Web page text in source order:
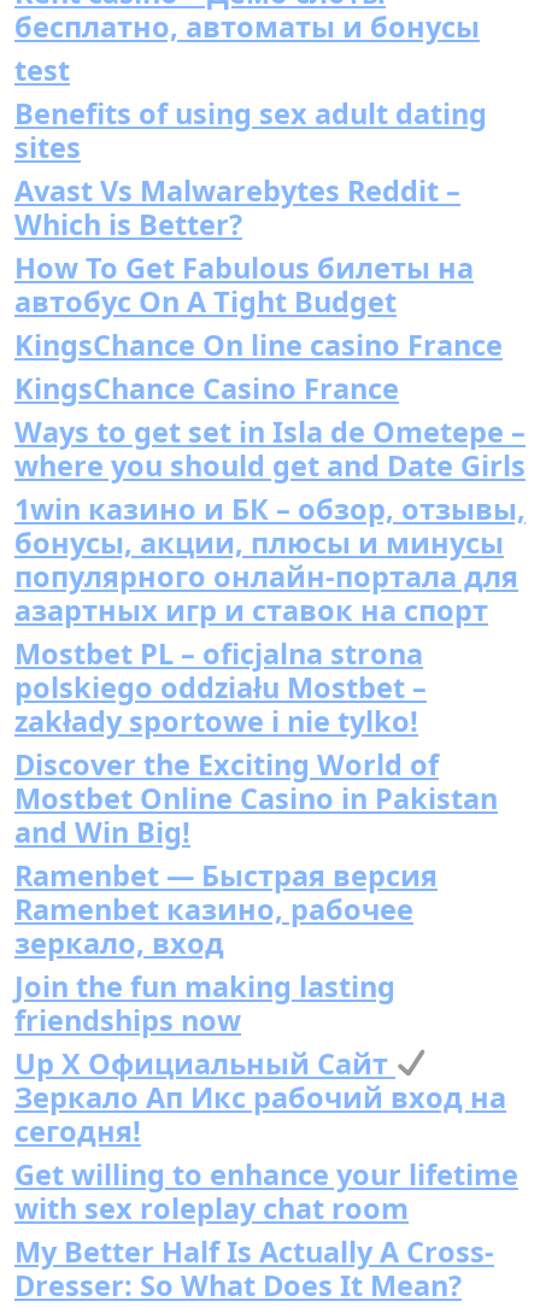
бесплатно, автоматы и бонусы
test
Benefits of using sex adult dating
sites
Avast Vs Malwarebytes Reddit –
Which is Better?
How To Get Fabulous билеты на
автобус On A Tight Budget
KingsChance On line casino France
KingsChance Casino France
Ways to get set in Isla de Ometepe –
where you should get and Date Girls
1win казино и БК – обзор, отзывы,
бонусы, акции, плюсы и минусы
популярного онлайн-портала для
азартных игр и ставок на спорт
Mostbet PL – oficjalna strona
polskiego oddziału Mostbet –
zakłady sportowe i nie tylko!
Discover the Exciting World of
Mostbet Online Casino in Pakistan
and Win Big!
Ramenbet — Быстрая версия
Ramenbet казино, рабочее
зеркало, вход
Join the fun making lasting
friendships now
Up X Официальный Сайт
Зеркало Ап Икс рабочий вход на
сегодня!
Get willing to enhance your lifetime
with sex roleplay chat room
My Better Half Is Actually A Cross-
Dresser: So What Does It Mean?